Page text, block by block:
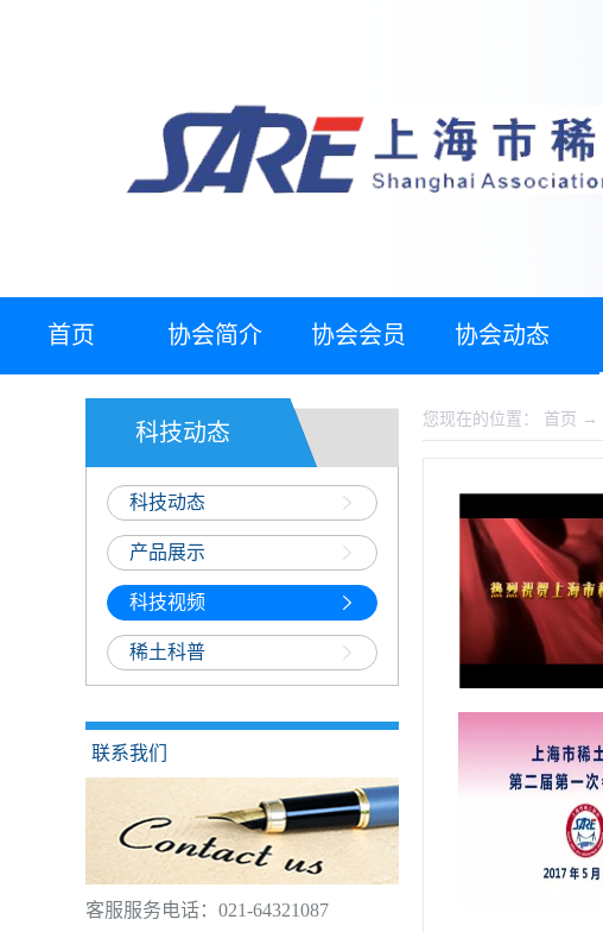
首页 协会简介 协会会员 协会动态
科技动态
科技动态
产品展示
科技视频
稀土科普
联系我们
客服服务电话：021-64321087
您现在的位置： 首页 →